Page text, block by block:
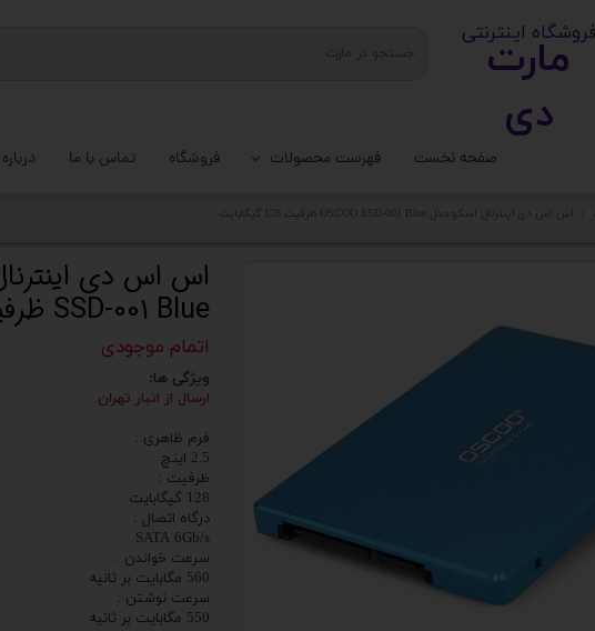
صفحه نخست فهرست محصولات
ستاپ کامل
کامپیوتر رومیزی
لوازم جانبی کامپیوتر
کیس اداری
فروشگاه تماس با ما
مارت
دی​​​​​​
​ ​فروشگاه اینترنتی
اس اس دی اینترنال اسکو مدل OSCOO SSD-001 Blue ظرفیت 128 گیگابایت
SSD-001 Blue ظرفیت 128 گیگابایت
اتمام موجودی
ویژگی ها:
ارسال از انبار تهران
فرم ظاهری :
2.5 اینچ
ظرفیت :
128 گیگابایت
درگاه اتصال :
SATA 6Gb/s
سرعت خواندن :
560 مگابایت بر ثانیه
سرعت نوشتن :
550 مگابایت بر ثانیه